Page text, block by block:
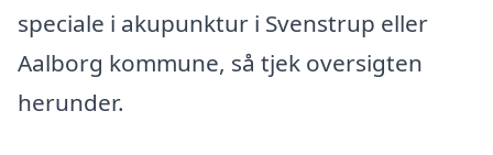
speciale i akupunktur i Svenstrup eller
Aalborg kommune, så tjek oversigten
herunder.